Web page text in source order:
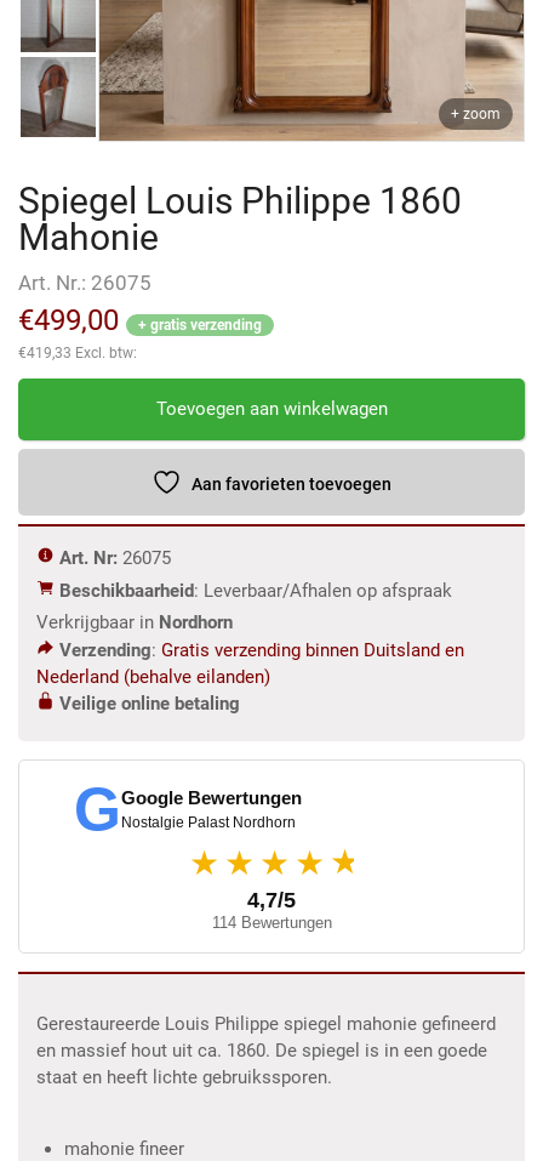
+ zoom
Spiegel Louis Philippe 1860
Mahonie
Art. Nr.: 26075
€499,00
+ gratis verzending
€419,33 Excl. btw:
Spiegel
Philippe
Mahonie
aantal
Toevoegen aan winkelwagen
Aan favorieten toevoegen
Art. Nr: 26075
Beschikbaarheid: Leverbaar/Afhalen op afspraak
Verkrijgbaar in Nordhorn
Verzending: Gratis verzending binnen Duitsland en
Nederland (behalve eilanden)
Veilige online betaling
GGoogle Bewertungen
Nostalgie Palast Nordhorn
★★★★ ★
4,7/5
114 Bewertungen
Gerestaureerde Louis Philippe spiegel mahonie gefineerd
en massief hout uit ca. 1860. De spiegel is in een goede
staat en heeft lichte gebruikssporen.
mahonie fineer